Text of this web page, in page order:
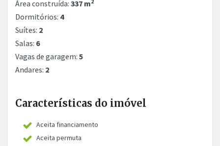
Área construída: 337 m
Dormitórios: 4
Suítes: 2
Salas: 6
Vagas de garagem: 5
Andares: 2
Características do imóvel
Aceita financiamento
Aceita permuta